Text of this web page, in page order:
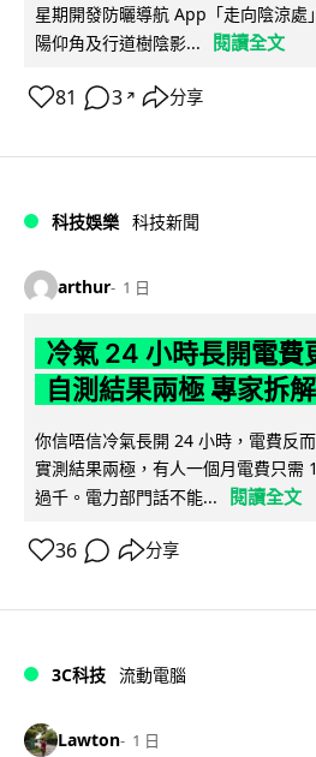
星期開發防曬導航 App「走向陰涼處
陽仰角及行道樹陰影...
閱讀全文
81 3 ↗ 分享
科技娛樂 科技新聞
arthur 1 日
冷氣 24 小時長開電費
自測結果兩極 專家拆
你信唔信冷氣長開 24 小時，電費反
實測結果兩極，有人一個月電費只需
過千。電力部門話不能...
閱讀全文
36 分享
3C科技 流動電腦
Lawton 1 日